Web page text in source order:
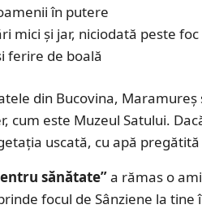
în putere
mici și jar, niciodată peste
ferire de boală
din Bucovina, Maramureș
este Muzeul Satului.
uscată, cu apă
sănătate”a rămas o
focul de Sânziene la tine